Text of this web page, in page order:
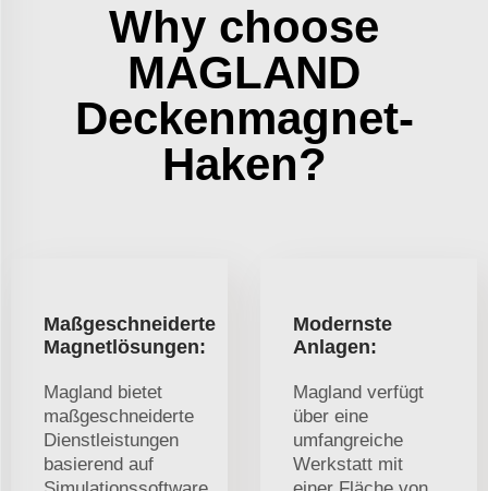
Why choose
MAGLAND
Deckenmagnet-
Haken?
Maßgeschneiderte
Magnetlösungen:
Magland bietet
maßgeschneiderte
Dienstleistungen
basierend auf
Modernste
Anlagen:
Magland verfügt
über eine
umfangreiche
Werkstatt mit